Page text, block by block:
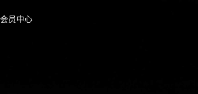
会员中心